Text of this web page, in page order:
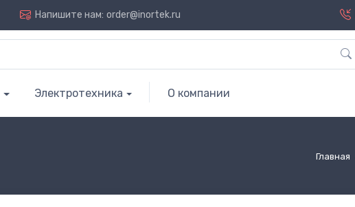
Напишите нам: order@inortek.ru
Электротехника О компании
Главная